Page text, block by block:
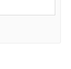
и
и я